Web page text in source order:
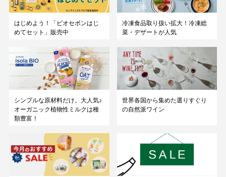
はじめよう！「ビオセボンはじ
めてセット」販売中
冷凍食品取り扱い拡大！冷凍総
菜・デザートが人気
シンプルな原材料だけ。大人気♪
オーガニック植物性ミルクは種
類豊富！
世界各国から集めた選りすぐり
の自然派ワイン